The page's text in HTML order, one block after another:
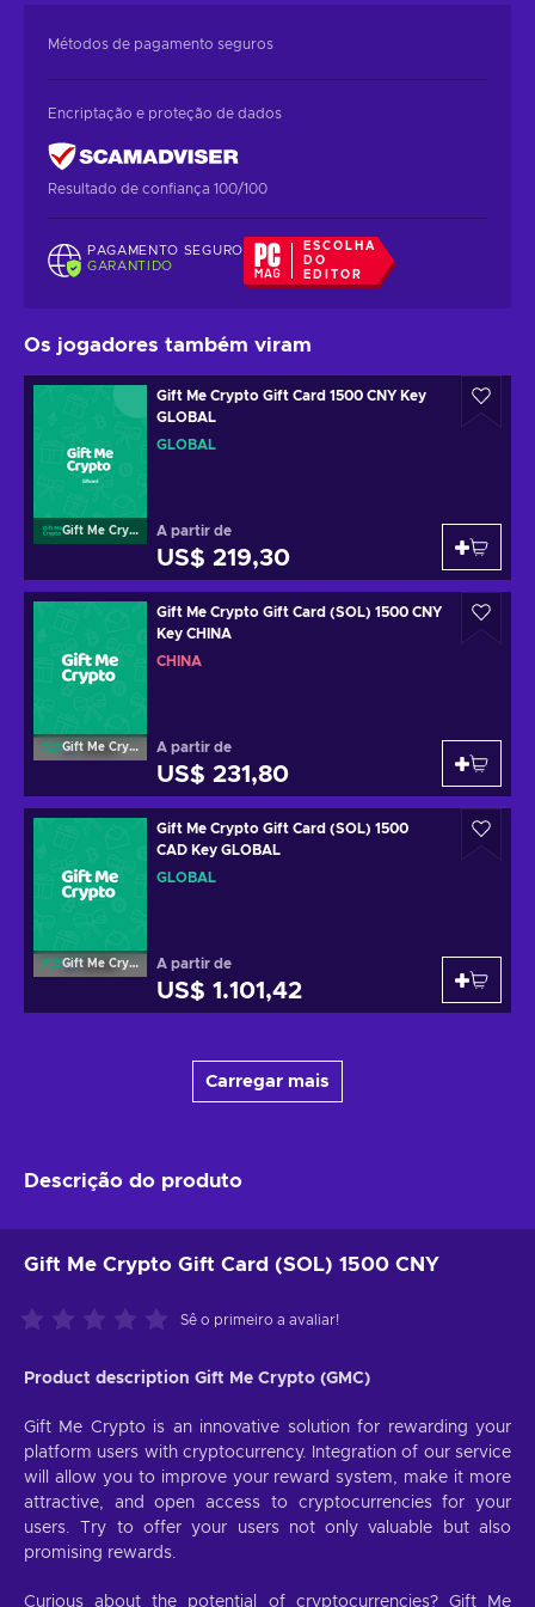
Métodos de pagamento seguros
Encriptação e proteção de dados
Resultado de confiança 100/100
PAGAMENTO SEGURO
GARANTIDO
ESCOLHA
DO
EDITOR
Os jogadores também viram
Gift Me Crypto
Gift Me Crypto Gift Card 1500 CNY Key
GLOBAL
GLOBAL
A partir de
US$ 219,30
Gift Me Crypto
Gift Me Crypto Gift Card (SOL) 1500 CNY
Key CHINA
CHINA
A partir de
US$ 231,80
Gift Me Crypto
Gift Me Crypto Gift Card (SOL) 1500
CAD Key GLOBAL
GLOBAL
A partir de
US$ 1.101,42
Carregar mais
Descrição do produto
Gift Me Crypto Gift Card (SOL) 1500 CNY
Sê o primeiro a avaliar!
Product description Gift Me Crypto (GMC)
Gift Me Crypto is an innovative solution for rewarding your
platform users with cryptocurrency. Integration of our service
will allow you to improve your reward system, make it more
attractive, and open access to cryptocurrencies for your
users. Try to offer your users not only valuable but also
promising rewards.
Curious about the potential of cryptocurrencies? Gift Me